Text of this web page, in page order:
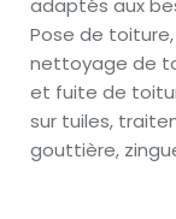
adaptés aux
Pose de
nettoyage de
et fuite de
sur tuiles,
gouttière,